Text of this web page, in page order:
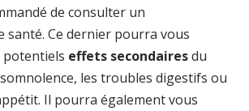
de consulter un
santé. Ce dernier pourra vous
effets secondairesdu
les troubles digestifs ou
Il pourra également vous